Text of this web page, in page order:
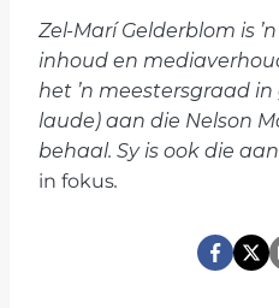
Zel-Marí Gelderblom is
inhoud en
het ’n meestersgraad
laude) aan die Nelson
behaal. Sy is ook die
in fokus.